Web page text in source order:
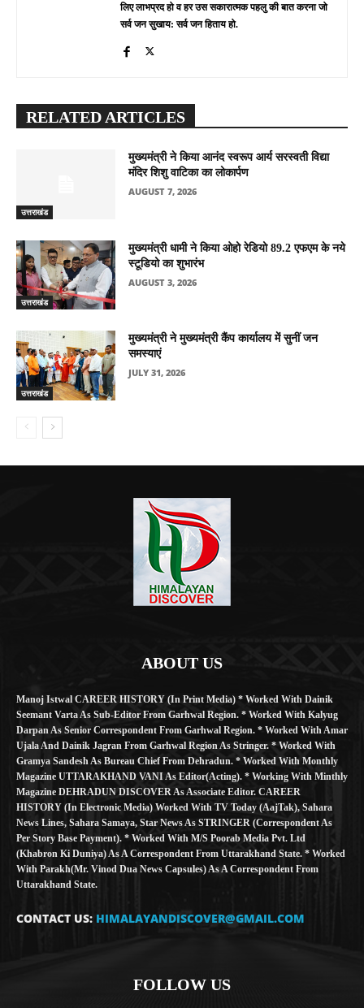
लिए लाभप्रद हो व हर उस सकारात्मक पहलु की बात करना जो
सर्व जन सुखाय: सर्व जन हिताय हो.
RELATED ARTICLES
उत्तराखंड
मुख्यमंत्री ने किया आनंद स्वरूप आर्य सरस्वती विद्या
मंदिर शिशु वाटिका का लोकार्पण
AUGUST 7, 2026
उत्तराखंड
मुख्यमंत्री धामी ने किया ओहो रेडियो 89.2 एफएम के नये
स्टूडियो का शुभारंभ
AUGUST 3, 2026
उत्तराखंड
मुख्यमंत्री ने मुख्यमंत्री कैंप कार्यालय में सुनीं जन
समस्याएं
JULY 31, 2026
ABOUT US
Manoj Istwal CAREER HISTORY (in Print Media) * Worked With Dainik
Seemant Varta As Sub-Editor From Garhwal Region. * Worked With Kalyug
Darpan As Senior Correspondent From Garhwal Region. * Worked With Amar
Ujala And Dainik Jagran From Garhwal Region As Stringer. * Worked With
Gramya Sandesh As Bureau Chief From Dehradun. * Worked With Monthly
Magazine UTTARAKHAND VANI As Editor(Acting). * Working With Minthly
Magazine DEHRADUN DISCOVER As Associate Editor. CAREER
HISTORY (in Electronic Media) Worked With TV Today (AajTak), Sahara
News Lines, Sahara Samaya, Star News As STRINGER (Correspondent As
Per Story Base Payment). * Worked With M/S Poorab Media Pvt. Ltd
(Khabron Ki Duniya) As A Correspondent From Uttarakhand State. * Worked
With Parakh(Mr. Vinod Dua News Capsules) As A Correspondent From
Uttarakhand State.
CONTACT US: HIMALAYANDISCOVER@GMAIL.COM
FOLLOW US